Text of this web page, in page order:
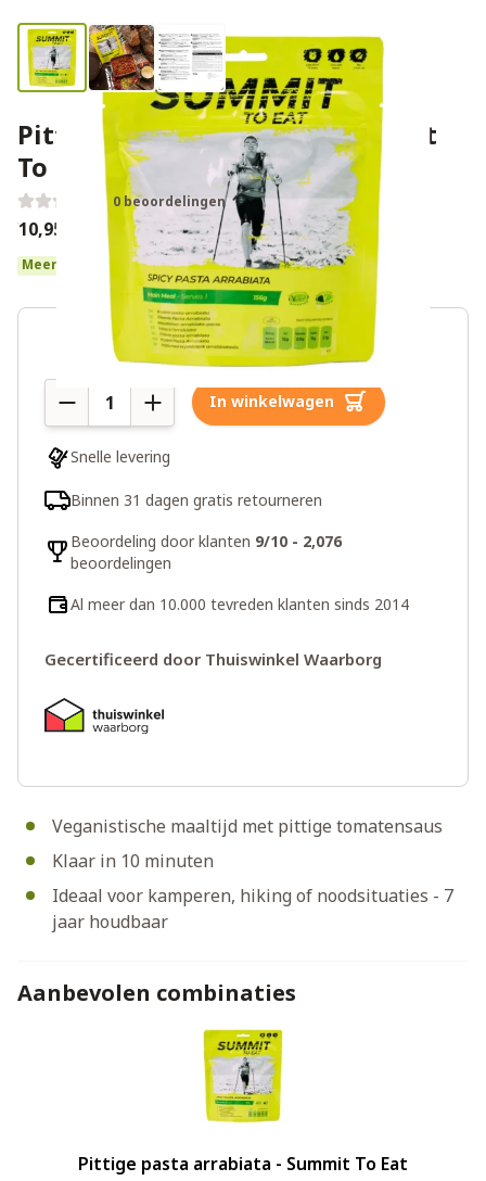
Pittige pasta arrabiata - Summit
To Eat
0 beoordelingen
€10,95
Meer dan 10 op voorraad
Veganistische maaltijd met pittige tomatensaus
Klaar in 10 minuten
Ideaal voor kamperen, hiking of noodsituaties - 7
jaar houdbaar
Aantal In winkelwagen
Snelle levering
Binnen 31 dagen gratis retourneren
Beoordeling door klanten 9/10 - 2,076
beoordelingen
Al meer dan 10.000 tevreden klanten sinds 2014
Gecertificeerd door Thuiswinkel Waarborg
Aanbevolen combinaties
Pittige pasta arrabiata - Summit To Eat